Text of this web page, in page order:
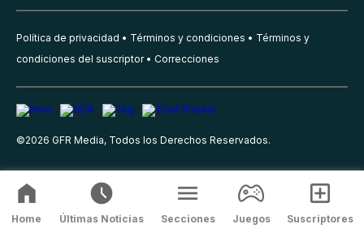
Política de privacidad Términos y condiciones
Términos y
condiciones del suscriptor
Correcciones
©2026 GFR Media, Todos los Derechos Reservados.
Home Últimas Noticias Secciones Juegos Suscriptores